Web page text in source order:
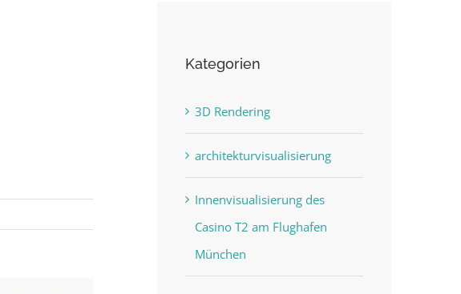
Kategorien
3D Rendering
architekturvisualisierung
Innenvisualisierung des
Casino T2 am Flughafen
München